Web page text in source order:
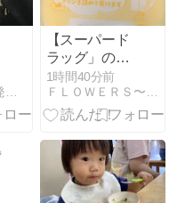
【スーパード
ラッグ」の
「なめらかプ
リン」ー口当
たりもなめら
瞬☆
1時間40分前